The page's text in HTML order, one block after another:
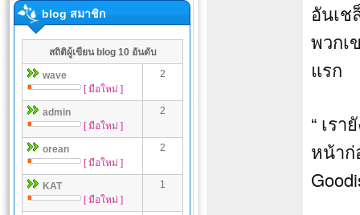
blog สมาชิก
สถิติผู้เขียน blog 10 อันดับ
wave
[ มือใหม่ ]
2
admin
[ มือใหม่ ]
2
orean
[ มือใหม่ ]
2
KAT
[ มือใหม่ ]
1
อันเช
พวกเ
แรก
“ เร
หน้า